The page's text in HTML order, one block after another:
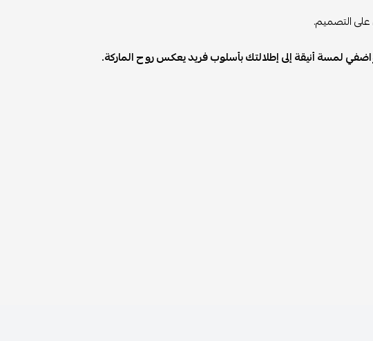
التصميم.
لمسة أنيقة إلى إطلالتك بأسلوب فريد يعكس روح الماركة.